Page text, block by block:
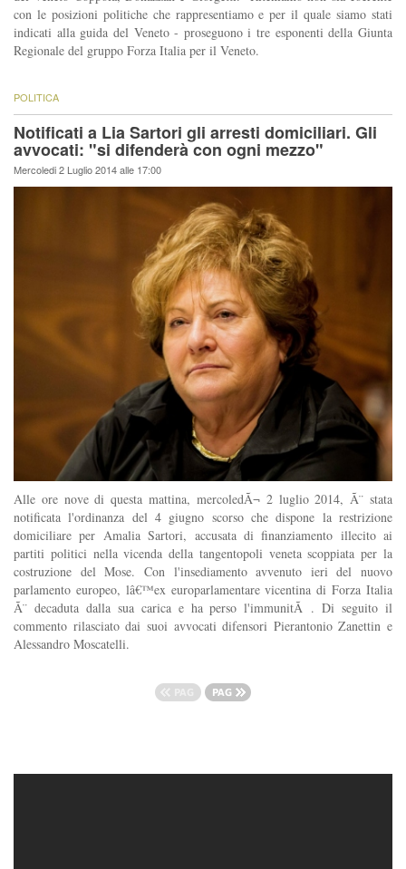
con le posizioni politiche che rappresentiamo e per il quale siamo stati
indicati alla guida del Veneto - proseguono i tre esponenti della Giunta
Regionale del gruppo Forza Italia per il Veneto.
POLITICA
Notificati a Lia Sartori gli arresti domiciliari. Gli
avvocati: "si difenderà con ogni mezzo"
Mercoledi 2 Luglio 2014 alle 17:00
Alle ore nove di questa mattina, mercoledÃ¬ 2 luglio 2014, Ã¨ stata
notificata l'ordinanza del 4 giugno scorso che dispone la restrizione
domiciliare per Amalia Sartori, accusata di finanziamento illecito ai
partiti politici nella vicenda della tangentopoli veneta scoppiata per la
costruzione del Mose. Con l'insediamento avvenuto ieri del nuovo
parlamento europeo, lâ€™ex europarlamentare vicentina di Forza Italia
Ã¨ decaduta dalla sua carica e ha perso l'immunitÃ . Di seguito il
commento rilasciato dai suoi avvocati difensori Pierantonio Zanettin e
Alessandro Moscatelli.